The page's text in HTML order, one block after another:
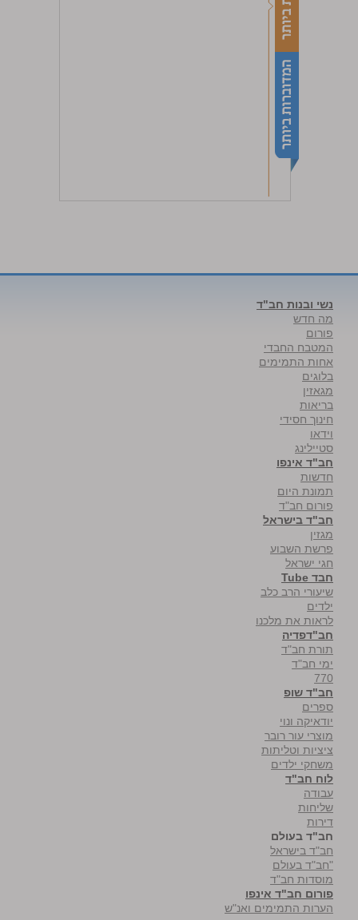
נשי ובנות חב"ד
מה חדש
פורום
המטבח החבדי
אחות התמימים
בלוגים
מגאזין
בריאות
חינוך חסידי
וידאו
סטיילינג
חב"ד אינפו
חדשות
תמונת היום
פורום חב"ד
חב"ד בישראל
מגזין
פרשת השבוע
חגי ישראל
חבד Tube
שיעורי הרב כלב
ילדים
לראות את מלכנו
חב"דפדיה
תורת חב"ד
ימי חב"ד
770
חב"ד שופ
ספרים
יודאיקה ונוי
מוצרי עור רובר
ציציות וטליתות
משחקי ילדים
לוח חב"ד
עבודה
שליחות
דירות
חב"ד בעולם
חב"ד בישראל
"חב"ד בעולם
מוסדות חב"ד
פורום חב"ד אינפו
הערות התמימים ואנ"ש